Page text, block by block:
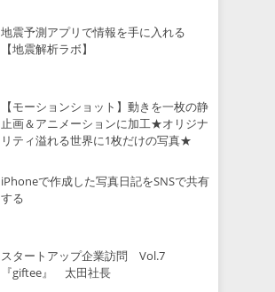
地震予測アプリで情報を手に入れる
【地震解析ラボ】
【モーションショット】動きを一枚の静
止画＆アニメーションに加工★オリジナ
リティ溢れる世界に1枚だけの写真★
iPhoneで作成した写真日記をSNSで共有
する
スタートアップ企業訪問 Vol.7
『giftee』 太田社長